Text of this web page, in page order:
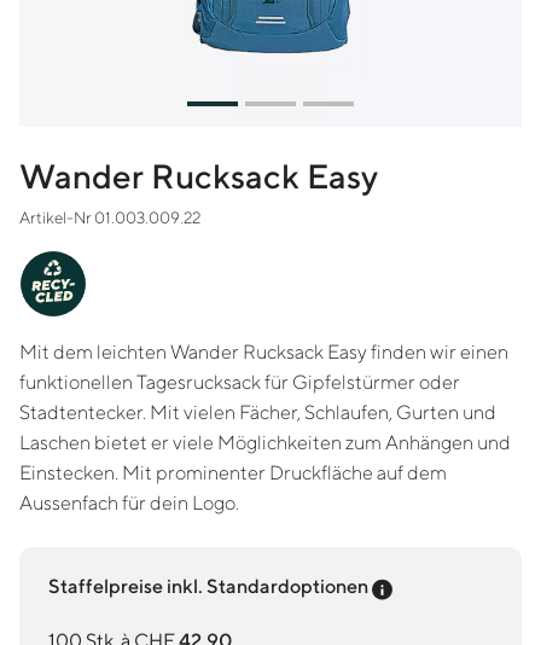
Wander Rucksack Easy
Artikel-Nr 01.003.009.22
RECY-
CLED
Mit dem leichten Wander Rucksack Easy finden wir einen
funktionellen Tagesrucksack für Gipfelstürmer oder
Stadtentecker. Mit vielen Fächer, Schlaufen, Gurten und
Laschen bietet er viele Möglichkeiten zum Anhängen und
Einstecken. Mit prominenter Druckfläche auf dem
Aussenfach für dein Logo.
Staffelpreise inkl. Standardoptionen Preis-Tooltip